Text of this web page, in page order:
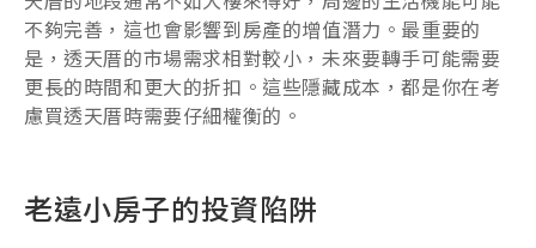
不夠完善，這也會影響到房產的增值潛力。最重要的
是，透天厝的市場需求相對較小，未來要轉手可能需要
更長的時間和更大的折扣。這些隱藏成本，都是你在考
慮買透天厝時需要仔細權衡的。
老遠小房子的投資陷阱